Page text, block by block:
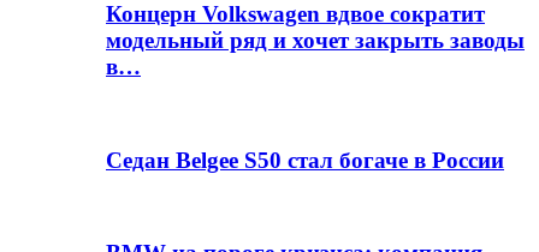
Концерн Volkswagen вдвое сократит
модельный ряд и хочет закрыть заводы
в…
Седан Belgee S50 стал богаче в России